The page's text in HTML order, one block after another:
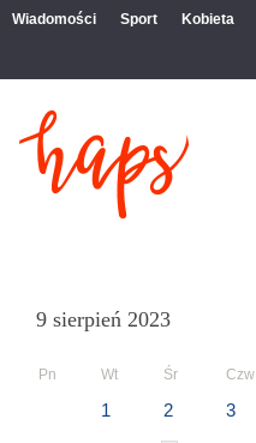
Wiadomości Sport Kobieta
9 sierpień 2023
Pn Wt Śr Czw
1 2 3